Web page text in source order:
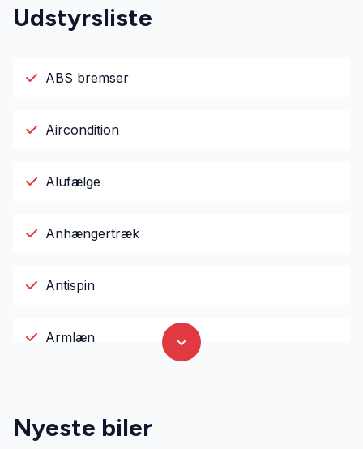
Udstyrsliste
ABS bremser
Aircondition
Alufælge
Anhængertræk
Antispin
Armlæn
El-spejle
Nyeste biler